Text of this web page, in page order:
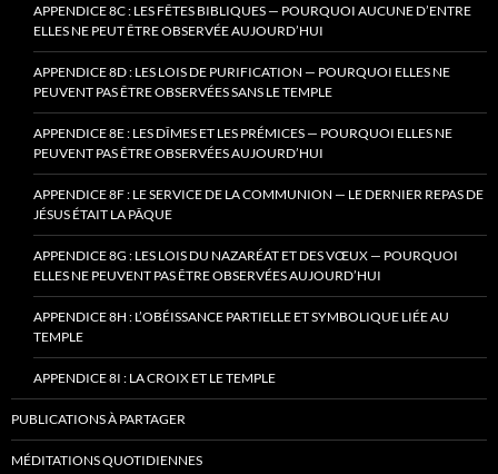
APPENDICE 8C : LES FÊTES BIBLIQUES — POURQUOI AUCUNE D’ENTRE
ELLES NE PEUT ÊTRE OBSERVÉE AUJOURD’HUI
APPENDICE 8D : LES LOIS DE PURIFICATION — POURQUOI ELLES NE
PEUVENT PAS ÊTRE OBSERVÉES SANS LE TEMPLE
APPENDICE 8E : LES DÎMES ET LES PRÉMICES — POURQUOI ELLES NE
PEUVENT PAS ÊTRE OBSERVÉES AUJOURD’HUI
APPENDICE 8F : LE SERVICE DE LA COMMUNION — LE DERNIER REPAS DE
JÉSUS ÉTAIT LA PÂQUE
APPENDICE 8G : LES LOIS DU NAZARÉAT ET DES VŒUX — POURQUOI
ELLES NE PEUVENT PAS ÊTRE OBSERVÉES AUJOURD’HUI
APPENDICE 8H : L’OBÉISSANCE PARTIELLE ET SYMBOLIQUE LIÉE AU
TEMPLE
APPENDICE 8I : LA CROIX ET LE TEMPLE
PUBLICATIONS À PARTAGER
MÉDITATIONS QUOTIDIENNES